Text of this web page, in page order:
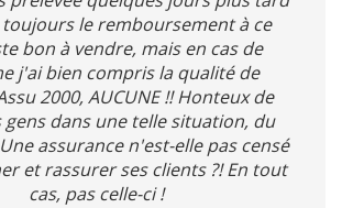
le remboursement à ce
bon à vendre, mais en cas de
j'ai bien compris la qualité de
2000, AUCUNE !! Honteux de
dans une telle situation, du
assurance n'est-elle pas censé
et rassurer ses clients ?! En tout
cas, pas celle-ci !